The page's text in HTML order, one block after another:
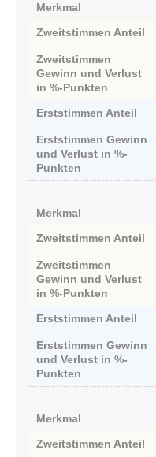
Merkmal
Zweitstimmen Anteil
Zweitstimmen
Gewinn und Verlust
in %-Punkten
Erststimmen Anteil
Erststimmen Gewinn
und Verlust in %-
Punkten
Merkmal
Zweitstimmen Anteil
Zweitstimmen
Gewinn und Verlust
in %-Punkten
Erststimmen Anteil
Erststimmen Gewinn
und Verlust in %-
Punkten
Merkmal
Zweitstimmen Anteil